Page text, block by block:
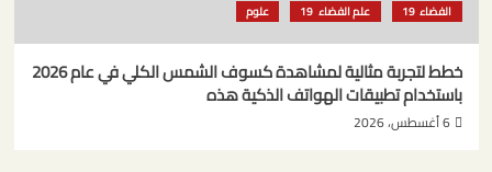
الفضاء علم الفضاء علوم
خطط لتجربة مثالية لمشاهدة كسوف الشمس الكلي في عام 2026
باستخدام تطبيقات الهواتف الذكية هذه
6 أغسطس، 2026